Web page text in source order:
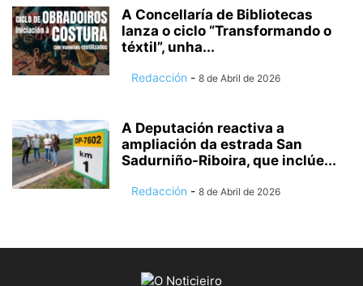
A Concellaría de Bibliotecas
lanza o ciclo “Transformando o
téxtil”, unha...
Redacción - 8 de Abril de 2026
A Deputación reactiva a
ampliación da estrada San
Sadurniño-Riboira, que inclúe...
Redacción - 8 de Abril de 2026